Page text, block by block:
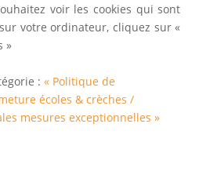
voir les cookies qui sont
votre ordinateur, cliquez sur «
»
: « Politique de
écoles & crèches /
mesures exceptionnelles »